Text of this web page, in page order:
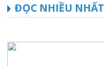
ĐỌC NHIỀU NHẤT